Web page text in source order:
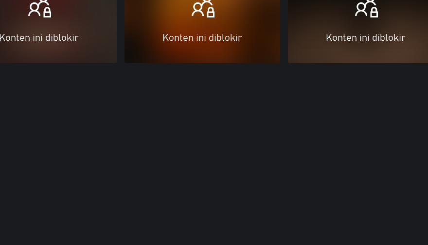
Konten ini diblokir Konten ini diblokir Konten ini diblokir